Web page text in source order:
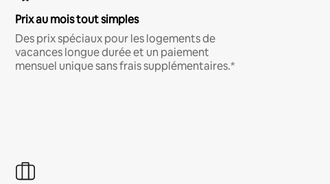
Prix au mois tout simples
Des prix spéciaux pour les logements de
vacances longue durée et un paiement
mensuel unique sans frais supplémentaires.*